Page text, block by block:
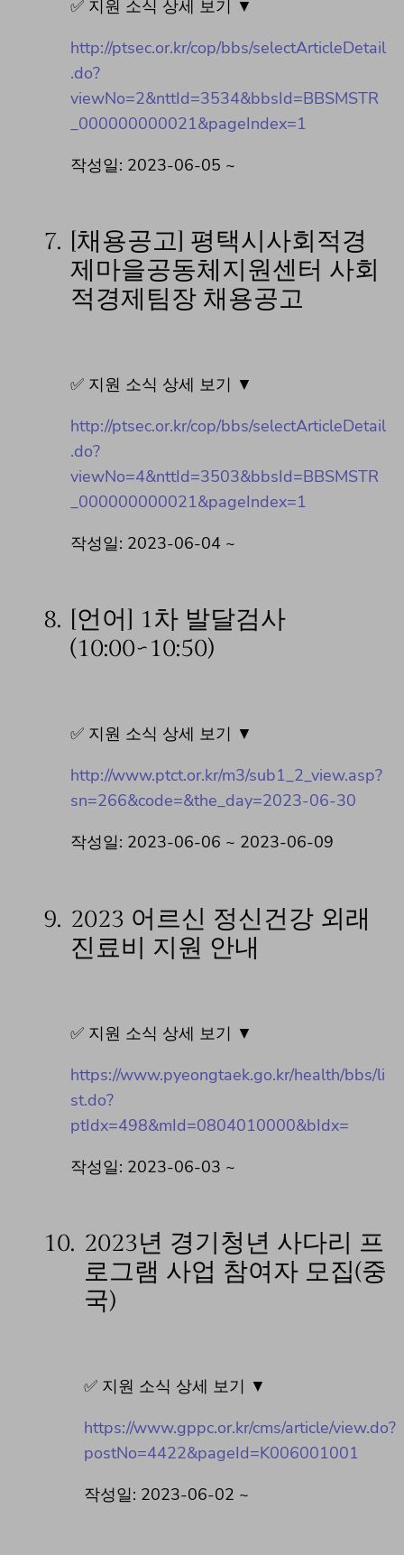
✅ 지원 소식 상세 보기 ▼
http://ptsec.or.kr/cop/bbs/selectArticleDetail
.do?
viewNo=2&nttId=3534&bbsId=BBSMSTR
_000000000021&pageIndex=1
작성일: 2023-06-05 ~
7. [채용공고] 평택시사회적경
제마을공동체지원센터 사회
적경제팀장 채용공고
✅ 지원 소식 상세 보기 ▼
http://ptsec.or.kr/cop/bbs/selectArticleDetail
.do?
viewNo=4&nttId=3503&bbsId=BBSMSTR
_000000000021&pageIndex=1
작성일: 2023-06-04 ~
8.
[언어] 1차 발달검사
(10:00~10:50)
✅ 지원 소식 상세 보기 ▼
http://www.ptct.or.kr/m3/sub1_2_view.asp?
sn=266&code=&the_day=2023-06-30
작성일: 2023-06-06 ~ 2023-06-09
9. 2023 어르신 정신건강 외래
진료비 지원 안내
✅ 지원 소식 상세 보기 ▼
https://www.pyeongtaek.go.kr/health/bbs/li
st.do?
ptIdx=498&mId=0804010000&bIdx=
작성일: 2023-06-03 ~
10. 2023년 경기청년 사다리 프
로그램 사업 참여자 모집(중
국)
✅ 지원 소식 상세 보기 ▼
https://www.gppc.or.kr/cms/article/view.do?
postNo=4422&pageId=K006001001
작성일: 2023-06-02 ~